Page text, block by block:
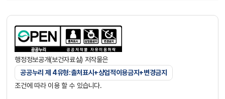
행정정보공개(보건자료실) 저작물은
공공누리 제 4유형:출처표시+상업적이용금지+변경금지
조건에 따라 이용 할 수 있습니다.